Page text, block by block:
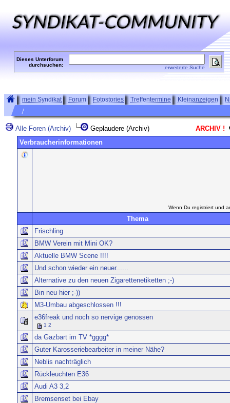
Dieses Unterforum
durchsuchen:
erweiterte Suche
mein Syndikat Forum Fotostories Treffentermine Kleinanzeigen
Alle Foren (Archiv) Geplaudere (Archiv)
ARCHIV !
Verbraucherinformationen
Wenn Du registriert und
Thema
Frischling
BMW Verein mit Mini OK?
Aktuelle BMW Scene !!!!
Und schon wieder ein neuer......
Alternative zu den neuen Zigarettenetiketten ;-)
Bin neu hier ;-))
M3-Umbau abgeschlossen !!!
e36freak und noch so nervige genossen
1 2
da Gazbart im TV *gggg*
Guter Karosseriebearbeiter in meiner Nähe?
Neblis nachträglich
Rückleuchten E36
Audi A3 3,2
Bremsenset bei Ebay